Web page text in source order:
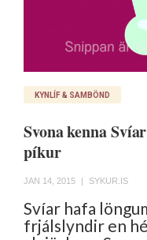
KYNLÍF & SAMBÖND
Svona kenna
píkur
JAN 14, 2015 | SYKUR.IS
Svíar hafa
frjálslyndir en